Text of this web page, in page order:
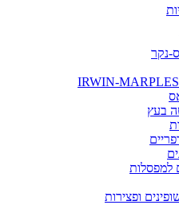
נקר
בעץ
למפסלות
ופצירות